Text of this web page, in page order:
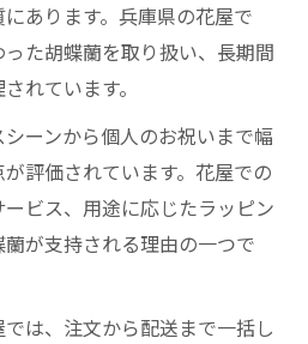
あります。兵庫県の花屋で
た胡蝶蘭を取り扱い、長期間
れています。
ーンから個人のお祝いまで幅
評価されています。花屋での
ビス、用途に応じたラッピン
が支持される理由の一つで
は、注文から配送まで一括し